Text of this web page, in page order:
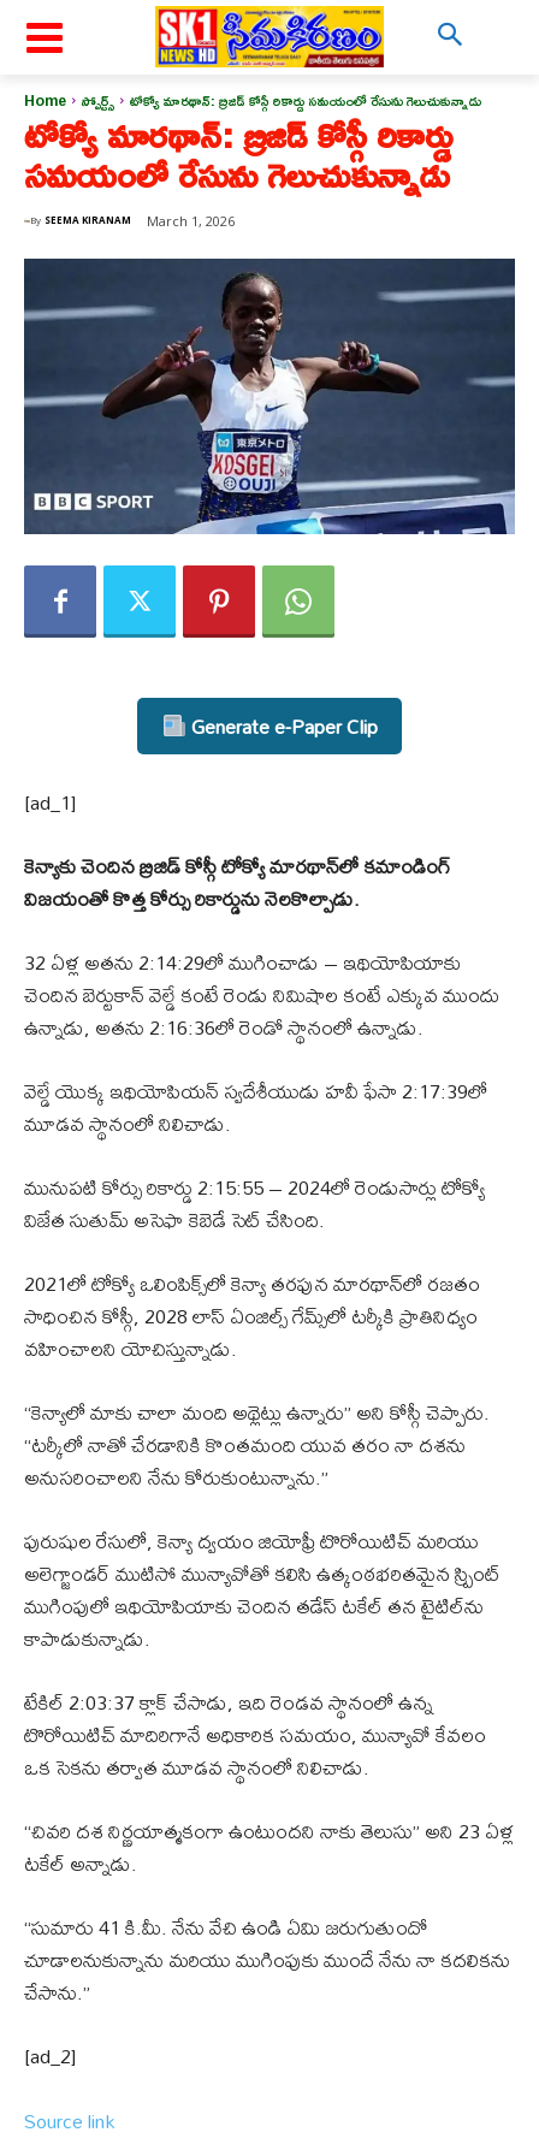
Home స్పోర్ట్స్ టోక్యో మారథాన్: బ్రిజిడ్ కోస్గీ రికార్డు సమయంలో రేసును గెలుచుకున్నాడు
టోక్యో మారథాన్: బ్రిజిడ్ కోస్గీ రికార్డు
సమయంలో రేసును గెలుచుకున్నాడు
By SEEMA KIRANAM March 1, 2026
Generate e-Paper Clip
[ad_1]
కెన్యాకు చెందిన బ్రిజిడ్ కోస్గీ టోక్యో మారథాన్‌లో కమాండింగ్
విజయంతో కొత్త కోర్సు రికార్డును నెలకొల్పాడు.
32 ఏళ్ల అతను 2:14:29లో ముగించాడు – ఇథియోపియాకు
చెందిన బెర్టుకాన్ వెల్డే కంటే రెండు నిమిషాల కంటే ఎక్కువ ముందు
ఉన్నాడు, అతను 2:16:36లో రెండో స్థానంలో ఉన్నాడు.
వెల్డే యొక్క ఇథియోపియన్ స్వదేశీయుడు హవీ ఫేసా 2:17:39లో
మూడవ స్థానంలో నిలిచాడు.
మునుపటి కోర్సు రికార్డు 2:15:55 – 2024లో రెండుసార్లు టోక్యో
విజేత సుతుమ్ అసెఫా కెబెడే సెట్ చేసింది.
2021లో టోక్యో ఒలింపిక్స్‌లో కెన్యా తరఫున మారథాన్‌లో రజతం
సాధించిన కోస్గీ, 2028 లాస్ ఏంజిల్స్ గేమ్స్‌లో టర్కీకి ప్రాతినిధ్యం
వహించాలని యోచిస్తున్నాడు.
“కెన్యాలో మాకు చాలా మంది అథ్లెట్లు ఉన్నారు” అని కోస్గీ చెప్పారు.
“టర్కీలో నాతో చేరడానికి కొంతమంది యువ తరం నా దశను
అనుసరించాలని నేను కోరుకుంటున్నాను.”
పురుషుల రేసులో, కెన్యా ద్వయం జియోఫ్రీ టొరోయిటిచ్ ​​మరియు
అలెగ్జాండర్ ముటిసో మున్యావోతో కలిసి ఉత్కంఠభరితమైన స్ప్రింట్
ముగింపులో ఇథియోపియాకు చెందిన తడేస్ టకేల్ తన టైటిల్‌ను
కాపాడుకున్నాడు.
టేకిల్ 2:03:37 క్లాక్ చేసాడు, ఇది రెండవ స్థానంలో ఉన్న
టొరోయిటిచ్ ​​మాదిరిగానే అధికారిక సమయం, మున్యావో కేవలం
ఒక సెకను తర్వాత మూడవ స్థానంలో నిలిచాడు.
“చివరి దశ నిర్ణయాత్మకంగా ఉంటుందని నాకు తెలుసు” అని 23 ఏళ్ల
టకేల్ అన్నాడు.
“సుమారు 41 కి.మీ. నేను వేచి ఉండి ఏమి జరుగుతుందో
చూడాలనుకున్నాను మరియు ముగింపుకు ముందే నేను నా కదలికను
చేసాను.”
[ad_2]
Source link